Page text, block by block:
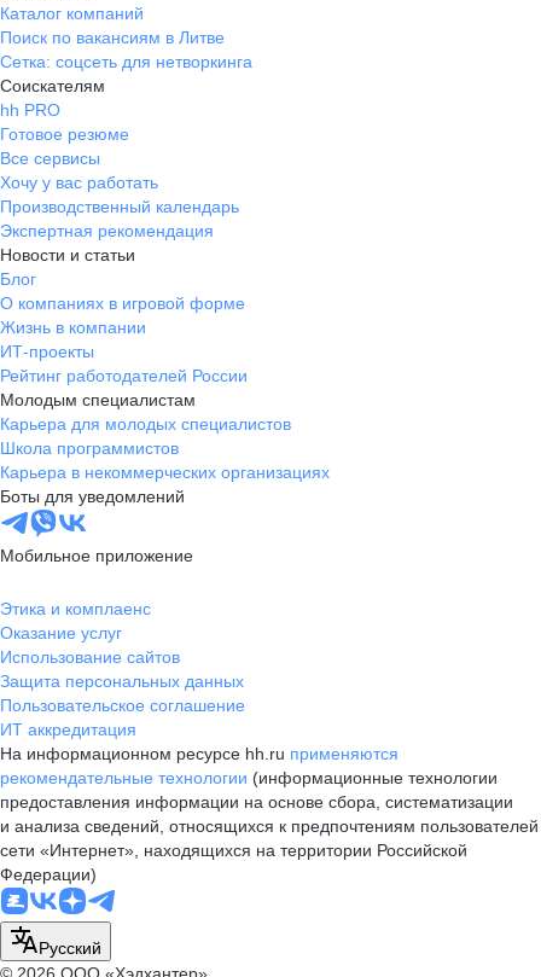
Каталог компаний
Поиск по вакансиям в Литве
Сетка: соцсеть для нетворкинга
Соискателям
hh PRO
Готовое резюме
Все сервисы
Хочу у вас работать
Производственный календарь
Экспертная рекомендация
Новости и статьи
Блог
О компаниях в игровой форме
Жизнь в компании
ИТ-проекты
Рейтинг работодателей России
Молодым специалистам
Карьера для молодых специалистов
Школа программистов
Карьера в некоммерческих организациях
Боты для уведомлений
Мобильное приложение
Этика и комплаенс
Оказание услуг
Использование сайтов
Защита персональных данных
Пользовательское соглашение
ИТ аккредитация
На информационном ресурсе hh.ru применяются
рекомендательные технологии (информационные технологии
предоставления информации на основе сбора, систематизации
и анализа сведений, относящихся к предпочтениям пользователей
сети «Интернет», находящихся на территории Российской
Федерации)
Русский